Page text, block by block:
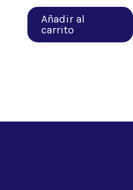
Añadir al
carrito